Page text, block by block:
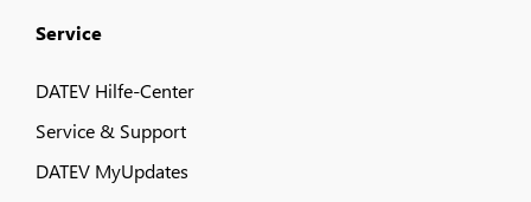
Service
DATEV Hilfe-Center
Service & Support
DATEV MyUpdates